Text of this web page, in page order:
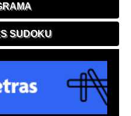
SUDOKU